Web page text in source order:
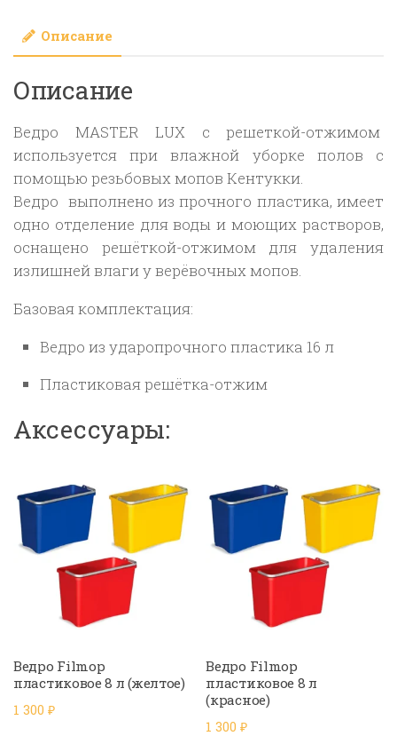
Master
Lux
(16
Описание
Описание
Ведро MASTER LUX с решеткой-отжимом
используется при влажной уборке полов с
помощью резьбовых мопов Кентукки.
Ведро выполнено из прочного пластика, имеет
одно отделение для воды и моющих растворов,
оснащено решёткой-отжимом для удаления
излишней влаги у верёвочных мопов.
Базовая комплектация:
Ведро из ударопрочного пластика 16 л
Пластиковая решётка-отжим
Аксессуары:
Ведро Filmop
пластиковое 8 л (желтое)
1 300 ₽
Ведро Filmop
пластиковое 8 л
(красное)
1 300₽